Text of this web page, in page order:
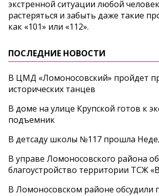
экстренной ситуации любой
растеряться и забыть даже такие
как «101» или «112».
ПОСЛЕДНИЕ НОВОСТИ
В ЦМД «Ломоносовский» пройдет
исторических танцев
В доме на улице Крупской готов к
подъемник
В детсаду школы №117 прошла
В управе Ломоносовского района
благоустройство территории ТСЖ
В Ломоносовском районе обсудили